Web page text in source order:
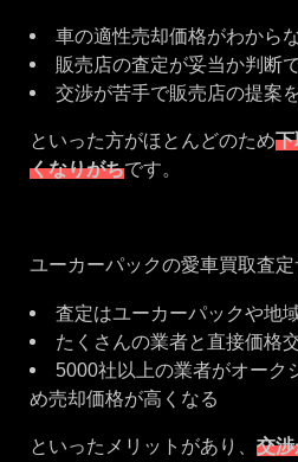
車の適性売却価格がわから
販売店の査定が妥当か判断
交渉が苦手で販売店の提案
といった方がほとんどのため下
くなりがちです。
ユーカーパックの愛車買取査定
査定はユーカーパックや地
たくさんの業者と直接価格
5000社以上の業者がオーク
め売却価格が高くなる
といったメリットがあり、 交